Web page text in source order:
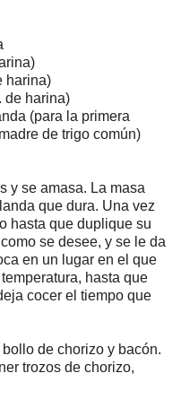
harina)
de harina)
(para la primera
de trigo común)
y se amasa. La masa
que dura. Una vez
hasta que duplique su
se desee, y se le da
en un lugar en el que
hasta que
cocer el tiempo que
de chorizo y bacón.
trozos de chorizo,